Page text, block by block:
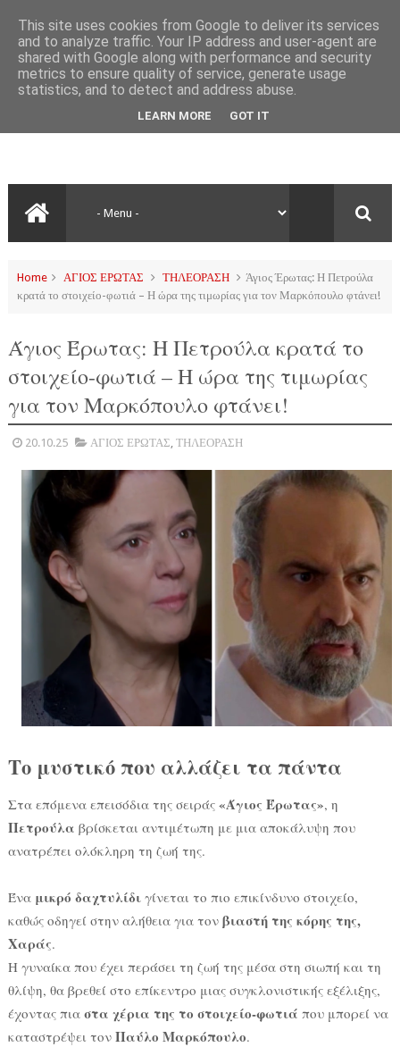
Home ΑΓΙΟΣ ΕΡΩΤΑΣ ΤΗΛΕΟΡΑΣΗ
Άγιος Έρωτας: Η Πετρούλα
κρατά το στοιχείο-φωτιά – Η ώρα της τιμωρίας για τον Μαρκόπουλο φτάνει!
Άγιος Έρωτας: Η Πετρούλα κρατά το
στοιχείο-φωτιά – Η ώρα της τιμωρίας
για τον Μαρκόπουλο φτάνει!
20.10.25 ΑΓΙΟΣ ΕΡΩΤΑΣ, ΤΗΛΕΟΡΑΣΗ
Το μυστικό που αλλάζει τα πάντα
Στα επόμενα επεισόδια της σειράς «Άγιος Έρωτας», η
Πετρούλα βρίσκεται αντιμέτωπη με μια αποκάλυψη που
ανατρέπει ολόκληρη τη ζωή της.
Ένα μικρό δαχτυλίδιγίνεται το πιο επικίνδυνο στοιχείο,
καθώς οδηγεί στην αλήθεια για τον βιαστή της κόρης της,
Χαράς.
Η γυναίκα που έχει περάσει τη ζωή της μέσα στη σιωπή και τη
θλίψη, θα βρεθεί στο επίκεντρο μιας συγκλονιστικής εξέλιξης,
έχοντας πια στα χέρια της το στοιχείο-φωτιά που μπορεί να
καταστρέψει τον Παύλο Μαρκόπουλο.
This site uses cookies from Google to deliver its services
and to analyze traffic. Your IP address and user-agent are
shared with Google along with performance and security
metrics to ensure quality of service, generate usage
statistics, and to detect and address abuse.
LEARN MORE GOT IT